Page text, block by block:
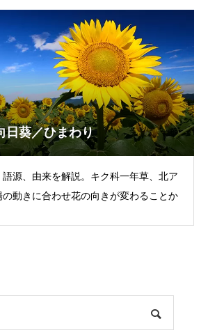
日葵／ひまわり
源、由来を解説。キク科一年草、北ア
の動きに合わせ花の向きが変わることか